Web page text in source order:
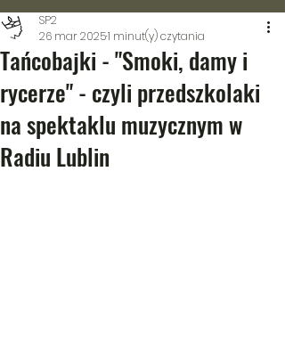
Tańcobajki - "Smoki, damy i
rycerze" - czyli przedszkolaki
na spektaklu muzycznym w
Radiu Lublin
SP2
26 mar 20251 minut(y) czytania